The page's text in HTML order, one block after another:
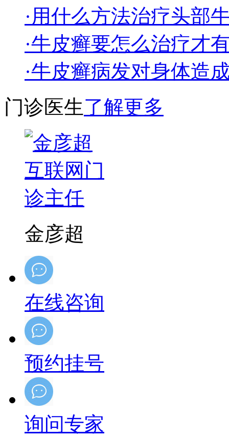
·用什么方法治疗头部
·牛皮癣要怎么治疗才
·牛皮癣病发对身体造
门诊医生了解更多
金彦超
在线咨询
预约挂号
询问专家